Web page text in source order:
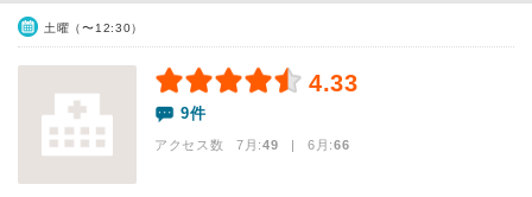
土曜（〜12:30）
4.33
9件
アクセス数 7月:49 | 6月:66